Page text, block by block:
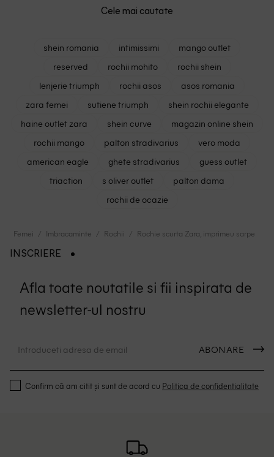
Cele mai cautate
shein romania intimissimi
mango outlet
reserved
rochii mohito
rochii shein
lenjerie triumph
rochii asos
asos romania
zara femei
sutiene triumph
shein rochii elegante
haine outlet zara
shein curve
magazin online shein
rochii mango
palton stradivarius
vero moda
american eagle
ghete stradivarius
guess outlet
triaction
s oliver outlet
palton dama
rochii de ocazie
Femei Imbracaminte Rochii Rochie scurta Zara, imprimeu sarpe
INSCRIERE
Afla toate noutatile si fii inspirata de
newsletter-ul nostru
ABONARE
Confirm că am citit și sunt de acord cu Politica de confidentialitate